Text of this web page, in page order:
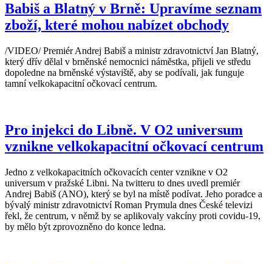
Babiš a Blatný v Brně: Upravíme seznam
zboží, které mohou nabízet obchody
/VIDEO/ Premiér Andrej Babiš a ministr zdravotnictví Jan Blatný,
který dřív dělal v brněnské nemocnici náměstka, přijeli ve středu
dopoledne na brněnské výstaviště, aby se podívali, jak funguje
tamní velkokapacitní očkovací centrum.
Pro injekci do Libně. V O2 universum
vznikne velkokapacitní očkovací centrum
Jedno z velkokapacitních očkovacích center vznikne v O2
universum v pražské Libni. Na twitteru to dnes uvedl premiér
Andrej Babiš (ANO), který se byl na místě podívat. Jeho poradce a
bývalý ministr zdravotnictví Roman Prymula dnes České televizi
řekl, že centrum, v němž by se aplikovaly vakcíny proti covidu-19,
by mělo být zprovozněno do konce ledna.